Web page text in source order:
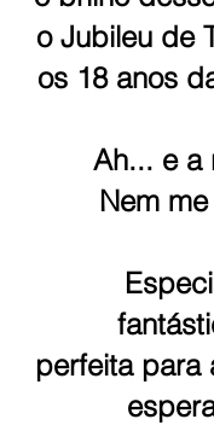
o Jubileu de
os 18 anos
Ah... e a
Nem
perfeita para